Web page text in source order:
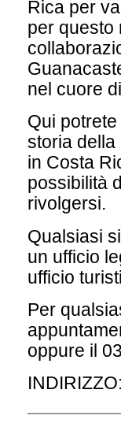
Rica per
per questo
nel cuore
Qui
storia della
in Costa
possibilità
rivolgersi.
Qualsiasi
un ufficio
ufficio
Per
oppure il